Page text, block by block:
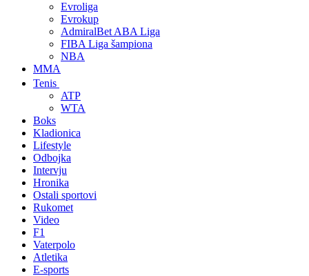
Evroliga
Evrokup
AdmiralBet ABA Liga
FIBA Liga šampiona
NBA
MMA
Tenis
ATP
WTA
Boks
Kladionica
Lifestyle
Odbojka
Intervju
Hronika
Ostali sportovi
Rukomet
Video
F1
Vaterpolo
Atletika
E-sports